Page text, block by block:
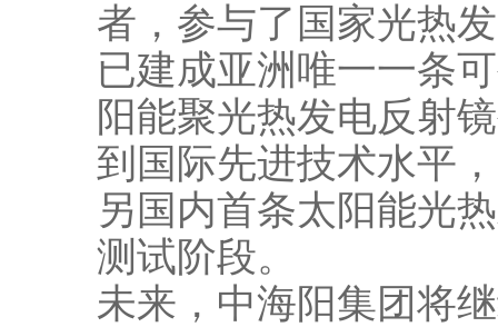
者，参与了国家光热
已建成亚洲唯一一条
阳能聚光热发电反射
到国际先进技术水平
另国内首条太阳能光
测试阶段。
未来，中海阳集团将